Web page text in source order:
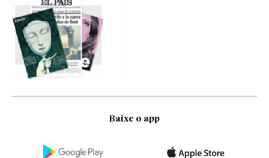
Baixe o app